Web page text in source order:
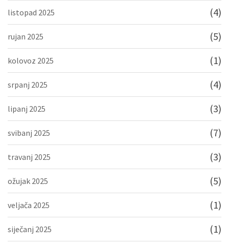
listopad 2025 (4)
rujan 2025 (5)
kolovoz 2025 (1)
srpanj 2025 (4)
lipanj 2025 (3)
svibanj 2025 (7)
travanj 2025 (3)
ožujak 2025 (5)
veljača 2025 (1)
siječanj 2025 (1)